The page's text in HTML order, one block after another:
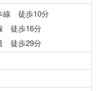
線 徒歩10分
徒歩16分
徒歩29分